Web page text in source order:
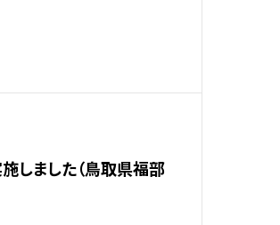
しました（鳥取県福部